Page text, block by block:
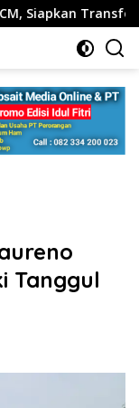
Transformasi
Tanggul